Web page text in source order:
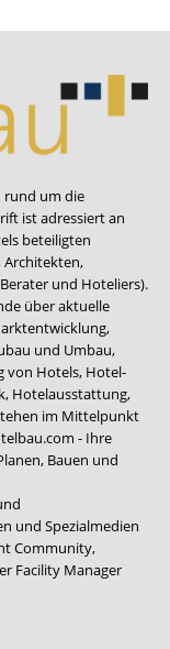
rund um die
ist adressiert an
beteiligten
Architekten,
und Hoteliers).
über aktuelle
und Umbau,
von Hotels, Hotel-
Hotelausstattung,
im Mittelpunkt
- Ihre
Bauen und
und Spezialmedien
Community,
Facility Manager